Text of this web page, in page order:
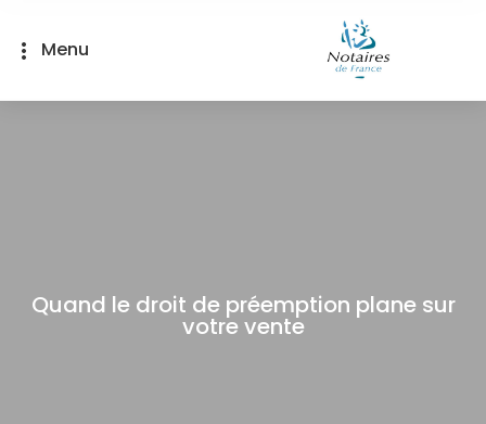
more_vert Menu
Quand le droit de préemption plane sur
votre vente